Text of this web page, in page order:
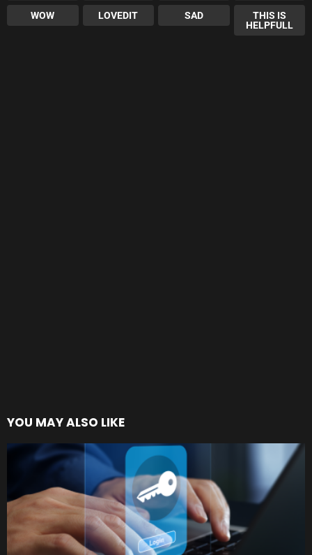
WOW LOVEDIT SAD
THIS IS
HELPFULL
YOU MAY ALSO LIKE